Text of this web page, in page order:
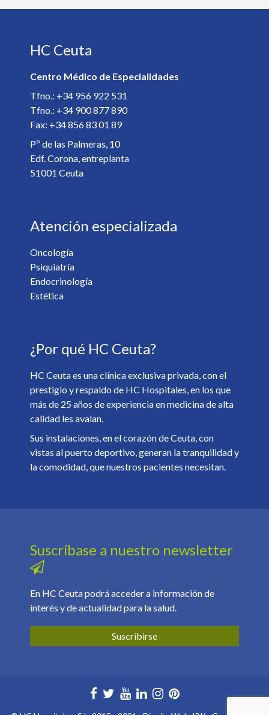
Teléfono *
E-mail *
Especialista *
Detalles de la cita *
¿Desea recibir información de nuestro centro? *
Sí
No
Privacidad. *
HC Ceuta
Centro Médico de Especialidades
Tfno.: +34 956 922 531
Tfno.: +34 900 877 890
Fax: +34 856 83 01 89
Pº de las Palmeras, 10
Edf. Corona, entreplanta
51001 Ceuta
Atención especializada
Oncología
Psiquiatría
Endocrinología
Estética
¿Por qué HC Ceuta?
HC Ceuta es una clínica exclusiva privada, con el
prestigio y respaldo de HC Hospitales, en los que
más de 25 años de experiencia en medicina de alta
calidad les avalan.
Sus instalaciones, en el corazón de Ceuta, con
vistas al puerto deportivo, generan la tranquilidad y
la comodidad, que nuestros pacientes necesitan.
Suscríbase a nuestro newsletter
En HC Ceuta podrá acceder a información de
interés y de actualidad para la salud.
Suscribirse